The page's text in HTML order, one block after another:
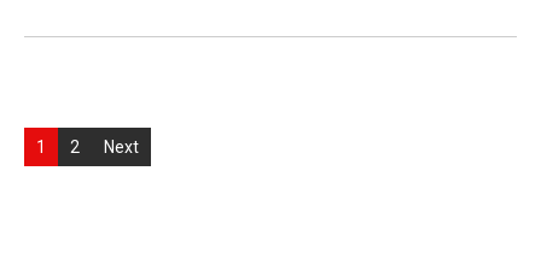
Navigasi
pos
1 2 Next